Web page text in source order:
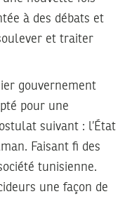
à des débats et
et traiter
gouvernement
pour une
suivant : l’État
Faisant fi des
tunisienne.
une façon de